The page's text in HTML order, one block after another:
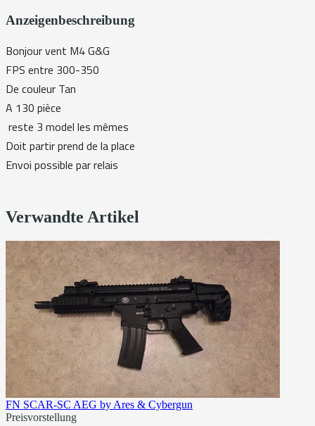
Anzeigenbeschreibung
Bonjour vent M4 G&G
FPS entre 300-350
De couleur Tan
A 130 pièce
reste 3 model les mêmes
Doit partir prend de la place
Envoi possible par relais
Verwandte Artikel
FN SCAR-SC AEG by Ares & Cybergun
Preisvorstellung